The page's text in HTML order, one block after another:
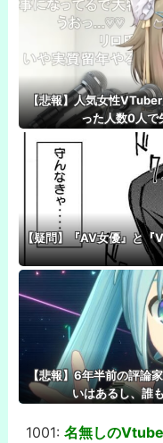
【悲報】人気女性
った人数0人で
【疑問】『AV女優』と『
【悲報】6年半前の評論
いはあるし、誰
1001: 名無しの